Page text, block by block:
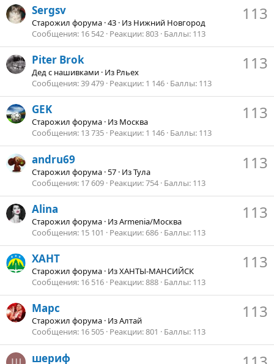
113
Sergsv
Старожил форума ·43 · Из Нижний Новгород
Сообщения 16 542 Реакции 803 Баллы 113
113
Piter Brok
Дед с нашивками · Из Рльех
Сообщения 39 479 Реакции 1 146 Баллы 113
113
GEK
Старожил форума · Из Москва
Сообщения 13 735 Реакции 1 146 Баллы 113
113
andru69
Старожил форума · 57 · ИзТула
Сообщения 17 609 Реакции 754 Баллы 113
113
Alina
Старожил форума · ИзArmenia/Москва
Сообщения 15 101 Реакции 686 Баллы 113
113
ХАНТ
Старожил форума · ИзХАНТЫ-МАНСИЙСК
Сообщения 16 516 Реакции 888 Баллы 113
113
Марс
Старожил форума · ИзАлтай
Сообщения 16 505 Реакции 801 Баллы 113
шериф